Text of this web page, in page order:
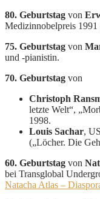
80. Geburtstag von
Medizinnobelpreis 1991
75. Geburtstag von
und -pianistin.
70. Geburtstag von
Christoph
letzte Welt“,
1998.
Louis Sachar,
(„Löcher. Die
60. Geburtstag von
bei Transglobal
Natacha Atlas –